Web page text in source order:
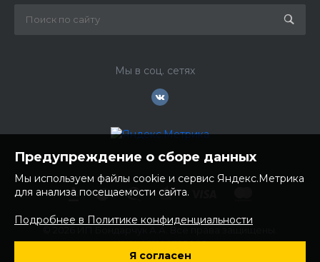
Мы в соц. сетях
ИНН: 252100758085
ОГРНИП: 304250236200270
Предупреждение о сборе данных
Мы используем файлы cookie и сервис Яндекс.Метрика
для анализа посещаемости сайта.
Подробнее в Политике конфиденциальности
Я согласен